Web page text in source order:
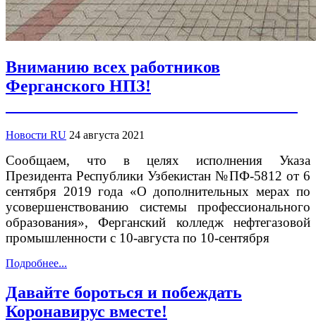
Вниманию всех работников
Ферганского НПЗ!
Новости RU 24 августа 2021
Сообщаем, что в целях исполнения Указа
Президента Республики Узбекистан №ПФ-5812 от 6
сентября 2019 года «О дополнительных мерах по
усовершенствованию системы профессионального
образования», Ферганский колледж нефтегазовой
промышленности с 10-августа по 10-сентября
Подробнее...
Давайте бороться и побеждать
Коронавирус вместе!